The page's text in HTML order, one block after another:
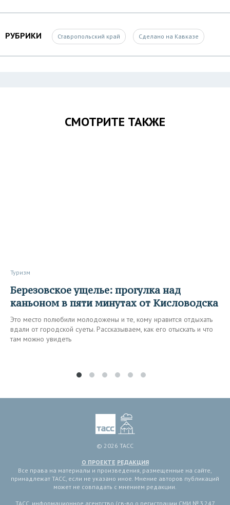
РУБРИКИ Ставропольский край Сделано на Кавказе
СМОТРИТЕ ТАКЖЕ
Туризм
Березовское ущелье: прогулка над
каньоном в пяти минутах от Кисловодска
Это место полюбили молодожены и те, кому нравится отдыхать
вдали от городской суеты. Рассказываем, как его отыскать и что
там можно увидеть
© 2026 ТАСС
О ПРОЕКТЕ РЕДАКЦИЯ
Все права на материалы и произведения, размещенные на сайте,
принадлежат ТАСС, если не указано иное. Мнение авторов публикаций
может не совпадать с мнением редакции.
ТАСС, информационное агентство (св-во о регистрации СМИ № 3 247